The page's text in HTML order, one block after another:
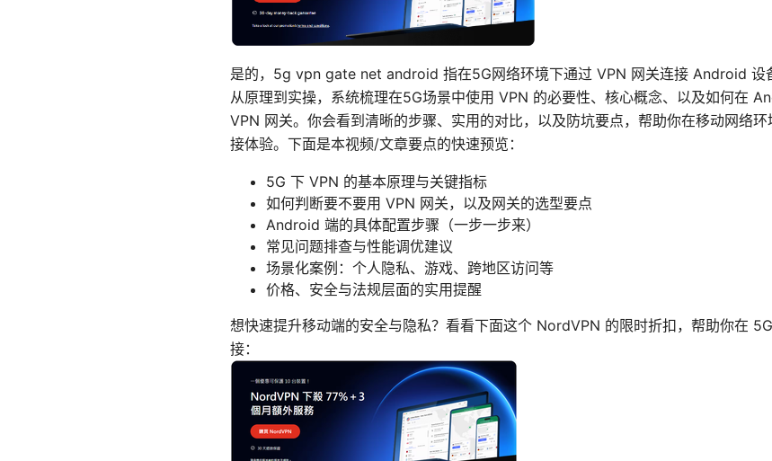
是的，5g vpn gate net android 指在5G网络环境下通过 VPN 网关连接 Android 设
从原理到实操，系统梳理在5G场景中使用 VPN 的必要性、核心概念、以及如何在
VPN 网关。你会看到清晰的步骤、实用的对比，以及防坑要点，帮助你在移动网络
接体验。下面是本视频/文章要点的快速预览：
5G 下 VPN 的基本原理与关键指标
如何判断要不要用 VPN 网关，以及网关的选型要点
Android 端的具体配置步骤（一步一步来）
常见问题排查与性能调优建议
场景化案例：个人隐私、游戏、跨地区访问等
价格、安全与法规层面的实用提醒
想快速提升移动端的安全与隐私？看看下面这个 NordVPN 的限时折扣，帮助你在
接：